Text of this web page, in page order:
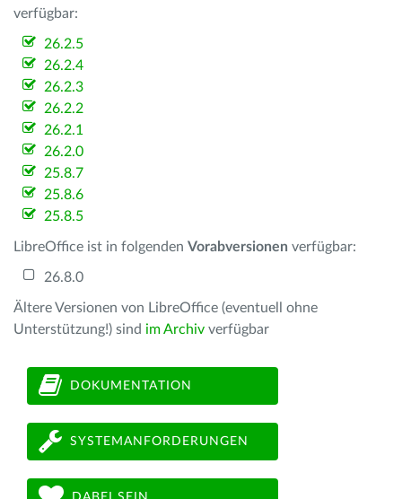
verfügbar:
26.2.5
26.2.4
26.2.3
26.2.2
26.2.1
26.2.0
25.8.7
25.8.6
25.8.5
LibreOffice ist in folgenden Vorabversionen verfügbar:
26.8.0
Ältere Versionen von LibreOffice (eventuell ohne
Unterstützung!) sind im Archiv verfügbar
DOKUMENTATION
SYSTEMANFORDERUNGEN